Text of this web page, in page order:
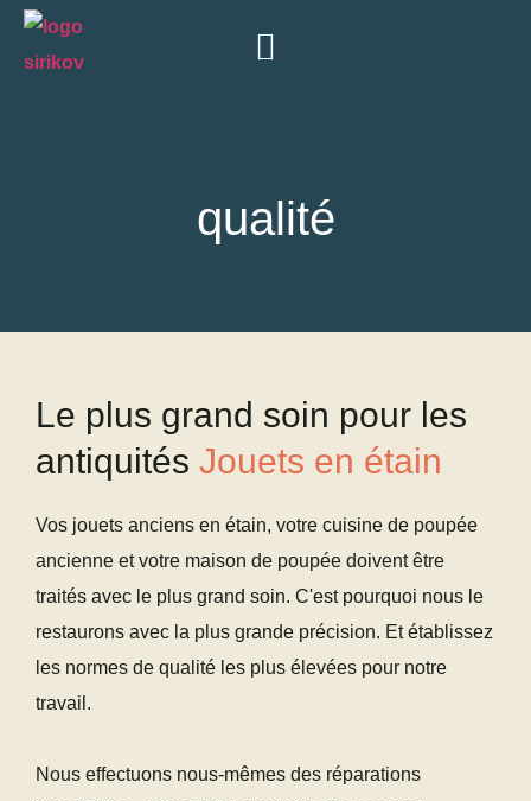
qualité
Le plus grand soin pour les
antiquités Jouets en étain
Vos jouets anciens en étain, votre cuisine de poupée
ancienne et votre maison de poupée doivent être
traités avec le plus grand soin. C'est pourquoi nous le
restaurons avec la plus grande précision. Et établissez
les normes de qualité les plus élevées pour notre
travail.
Nous effectuons nous-mêmes des réparations